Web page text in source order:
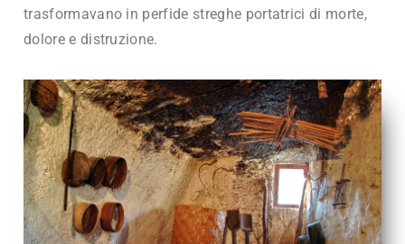
trasformavano in perfide streghe portatrici di morte,
dolore e distruzione.